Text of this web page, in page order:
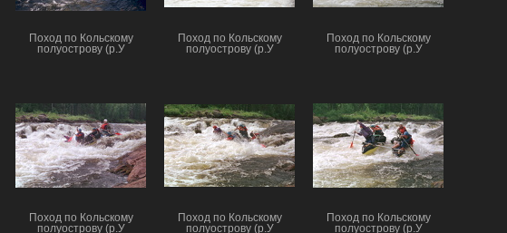
Поход по Кольскому
полуострову (р.У
Поход по Кольскому
полуострову (р.У
Поход по Кольскому
полуострову (р.У
Поход по Кольскому
полуострову (р.У
Поход по Кольскому
полуострову (р.У
Поход по Кольскому
полуострову (р.У